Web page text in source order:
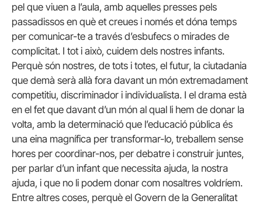
pel que viuen a l’aula, amb aquelles presses pels
passadissos en què et creues i només et dóna temps
per comunicar-te a través d’esbufecs o mirades de
complicitat. I tot i això, cuidem dels nostres infants.
Perquè són nostres, de tots i totes, el futur, la ciutadania
que demà serà allà fora davant un món extremadament
competitiu, discriminador i individualista. I el drama està
en el fet que davant d’un món al qual li hem de donar la
volta, amb la determinació que l’educació pública és
una eina magnífica per transformar-lo, treballem sense
hores per coordinar-nos, per debatre i construir juntes,
per parlar d’un infant que necessita ajuda, la nostra
ajuda, i que no li podem donar com nosaltres voldríem.
Entre altres coses, perquè el Govern de la Generalitat